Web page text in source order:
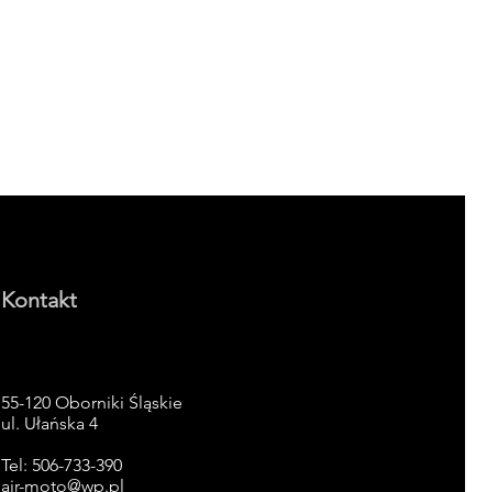
Kontakt
55-120 Oborniki Śląskie
ul. Ułańska 4
Tel: 506-733-390
air-moto@wp.pl